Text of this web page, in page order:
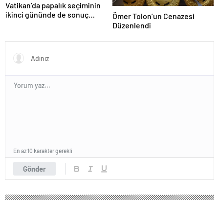
Vatikan’da papalık seçiminin
ikinci gününde de sonuç
Ömer Tolon’un Cenazesi
Düzenlendi
Gönder
En az 10 karakter gerekli